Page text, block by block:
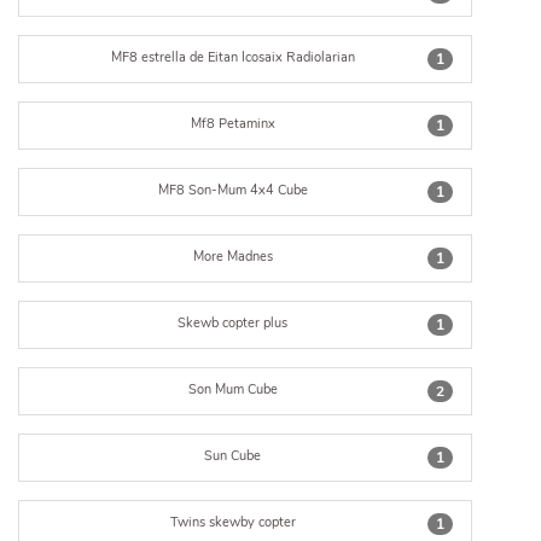
1
MF8 estrella de Eitan Icosaix Radiolarian
1
Mf8 Petaminx
1
MF8 Son-Mum 4x4 Cube
1
More Madnes
1
Skewb copter plus
2
Son Mum Cube
1
Sun Cube
1
Twins skewby copter